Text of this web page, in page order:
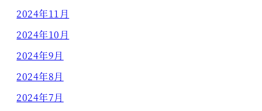
2024年11月
2024年10月
2024年9月
2024年8月
2024年7月